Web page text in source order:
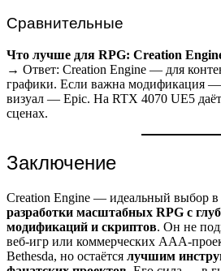
Сравнительные
Что лучше для RPG: Creation
→ Ответ: Creation Engine — для
графики. Если важна модификация
визуал — Epic. На RTX 4070 UE5
сценах.
Заключение
Creation Engine — идеальный выбор в
разработки масштабных RPG с
модификаций и скриптов. Он не
веб-игр или коммерческих AAA-
Bethesda, но остаётся лучшим